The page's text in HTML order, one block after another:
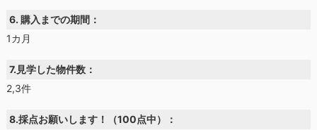
6. 購入までの期間：
1カ月
7.見学した物件数：
2,3件
8.採点お願いします！（100点中）：